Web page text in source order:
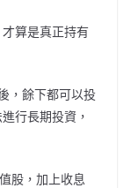
算是真正持有
，餘下都可以投
行長期投資，
股，加上收息